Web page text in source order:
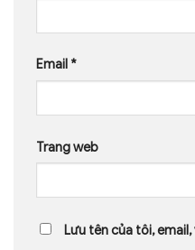
Email *
Trang web
Lưu tên của tôi,